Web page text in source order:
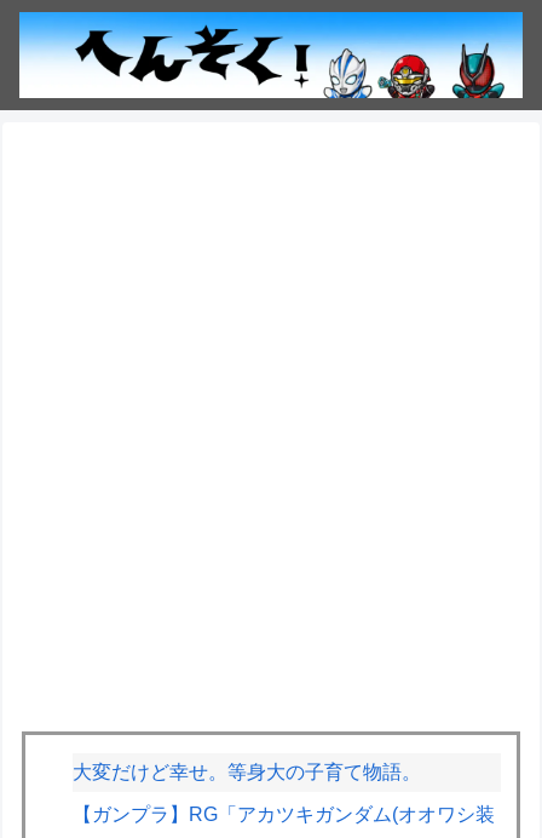
大変だけど幸せ。等身大の子育て物語。
【ガンプラ】RG「アカツキガンダム(オオワシ装